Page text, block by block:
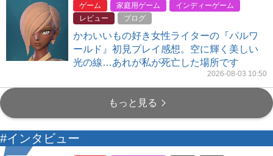
ゲーム 家庭用ゲーム
インディーゲーム
レビュー
ブログ
かわいいもの好き女性ライターの『パルワ
ールド』初見プレイ感想。空に輝く美しい
光の線…あれが私が死亡した場所です
2026-08-03 10:50
もっと見る
#インタビュー